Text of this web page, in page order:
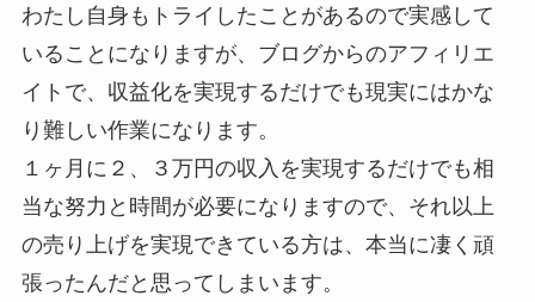
わたし自身もトライしたことがあるので実感して
いることになりますが、ブログからのアフィリエ
イトで、収益化を実現するだけでも現実にはかな
り難しい作業になります。
１ヶ月に２、３万円の収入を実現するだけでも相
当な努力と時間が必要になりますので、それ以上
の売り上げを実現できている方は、本当に凄く頑
張ったんだと思ってしまいます。